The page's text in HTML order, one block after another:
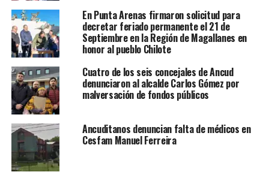
En Punta Arenas firmaron solicitud para
decretar feriado permanente el 21 de
Septiembre en la Región de Magallanes en
honor al pueblo Chilote
Cuatro de los seis concejales de Ancud
denunciaron al alcalde Carlos Gómez por
malversación de fondos públicos
Ancuditanos denuncian falta de médicos en
Cesfam Manuel Ferreira